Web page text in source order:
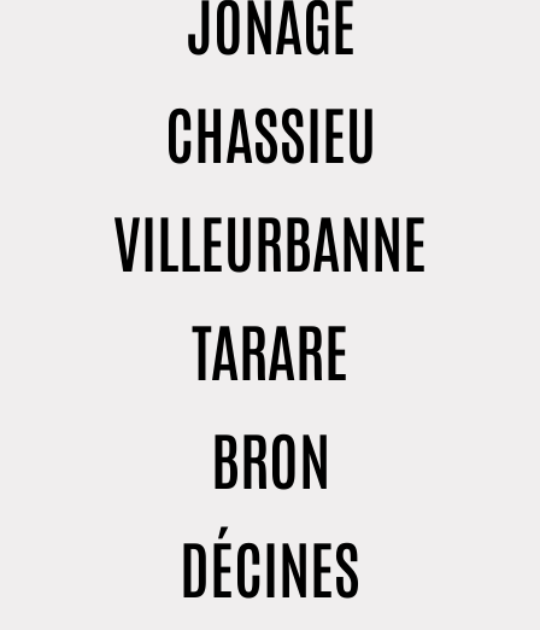
JONAGE
CHASSIEU
VILLEURBANNE
TARARE
BRON
DÉCINES